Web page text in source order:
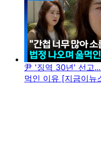
尹 '징역 30년' 선고
먹인 이유 [지금이뉴